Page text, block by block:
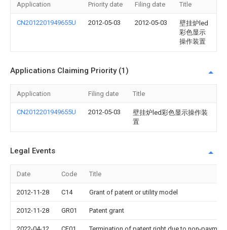
Application Priority date Filing date Title
CN2012201949655U 2012-05-03 2012-05-03
壁挂炉led
彩色显示
操作装置
Applications Claiming Priority (1)
Application Filing date Title
CN2012201949655U 2012-05-03
壁挂炉led彩色显示操作装
置
Legal Events
Date Code Title
2012-11-28 C14 Grant of patent or utility model
2012-11-28 GR01 Patent grant